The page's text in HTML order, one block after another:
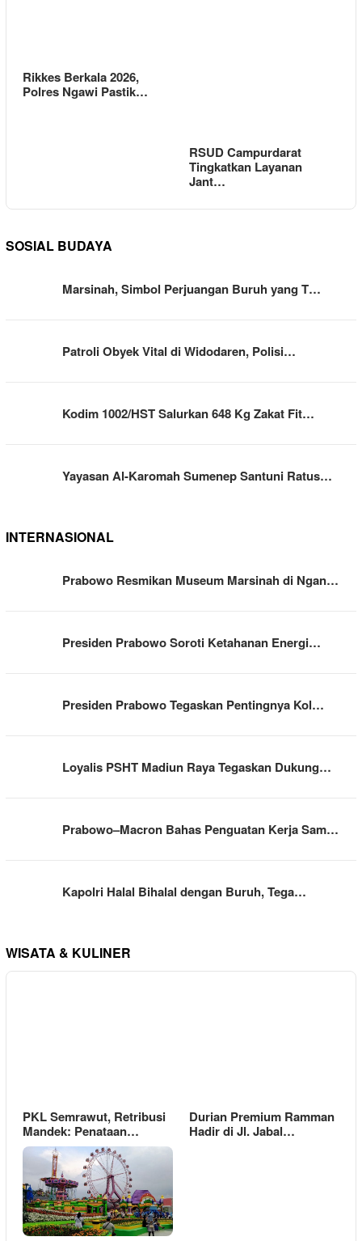
Rikkes Berkala 2026,
Polres Ngawi Pastik…
RSUD Campurdarat
Tingkatkan Layanan
Jant…
SOSIAL BUDAYA
Marsinah, Simbol Perjuangan Buruh yang T…
Patroli Obyek Vital di Widodaren, Polisi…
Kodim 1002/HST Salurkan 648 Kg Zakat Fit…
Yayasan Al-Karomah Sumenep Santuni Ratus…
INTERNASIONAL
Prabowo Resmikan Museum Marsinah di Ngan…
Presiden Prabowo Soroti Ketahanan Energi…
Presiden Prabowo Tegaskan Pentingnya Kol…
Loyalis PSHT Madiun Raya Tegaskan Dukung…
Prabowo–Macron Bahas Penguatan Kerja Sam…
Kapolri Halal Bihalal dengan Buruh, Tega…
WISATA & KULINER
PKL Semrawut, Retribusi
Mandek: Penataan…
Durian Premium Ramman
Hadir di Jl. Jabal…